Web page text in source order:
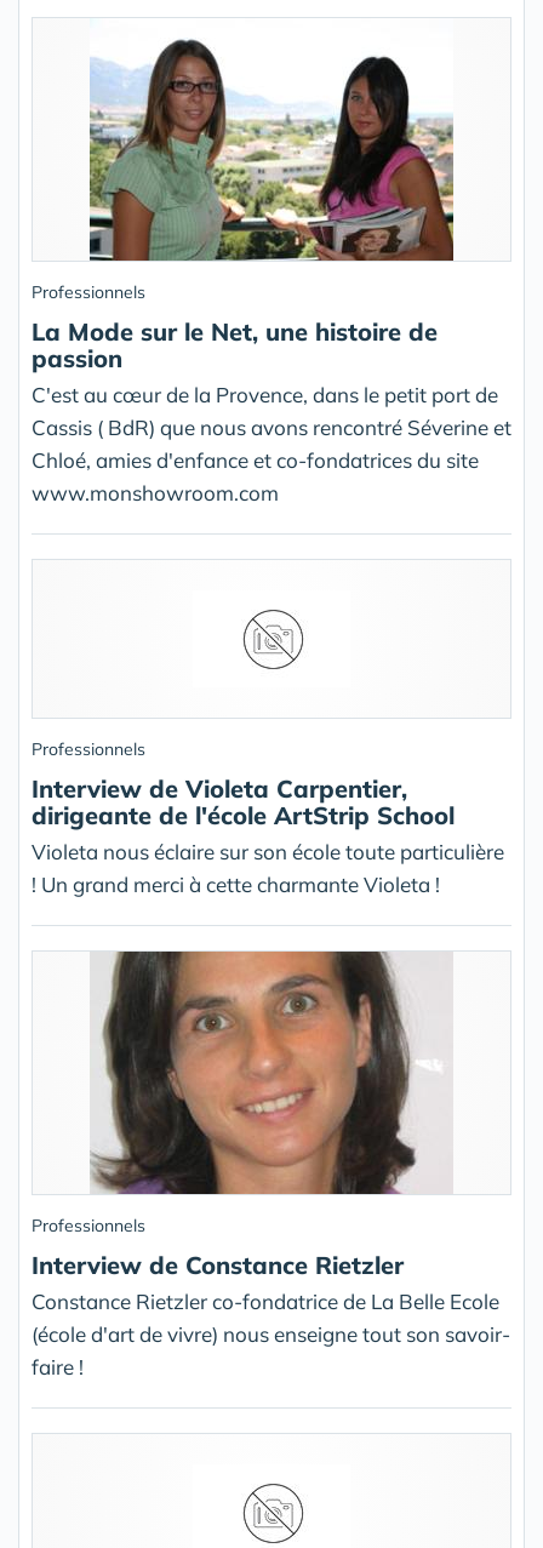
Professionnels
La Mode sur le Net, une histoire de
passion
C'est au cœur de la Provence, dans le petit port de
Cassis ( BdR) que nous avons rencontré Séverine et
Chloé, amies d'enfance et co-fondatrices du site
www.monshowroom.com
Professionnels
Interview de Violeta Carpentier,
dirigeante de l'école ArtStrip School
Violeta nous éclaire sur son école toute particulière
! Un grand merci à cette charmante Violeta !
Professionnels
Interview de Constance Rietzler
Constance Rietzler co-fondatrice de La Belle Ecole
(école d'art de vivre) nous enseigne tout son savoir-
faire !